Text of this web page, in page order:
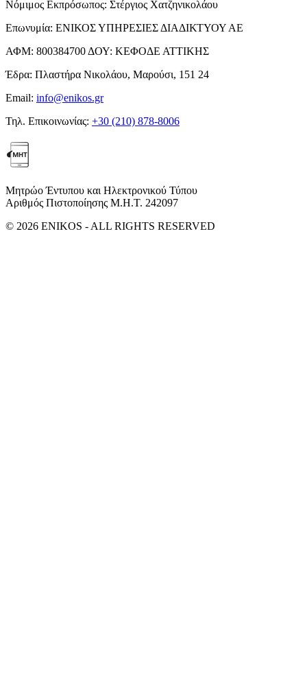
Νόμιμος Εκπρόσωπος: Στέργιος Χατζηνικολάου
Επωνυμία: ΕΝΙΚΟΣ ΥΠΗΡΕΣΙΕΣ ΔΙΑΔΙΚΤΥΟΥ ΑΕ
ΑΦΜ: 800384700 ΔΟΥ: ΚΕΦΟΔΕ ΑΤΤΙΚΗΣ
Έδρα: Πλαστήρα Νικολάου, Μαρούσι, 151 24
Email: info@enikos.gr
Τηλ. Επικοινωνίας: +30 (210) 878-8006
Μητρώο Έντυπου και Ηλεκτρονικού Τύπου
Αριθμός Πιστοποίησης Μ.Η.Τ. 242097
© 2026 ENIKOS - ALL RIGHTS RESERVED